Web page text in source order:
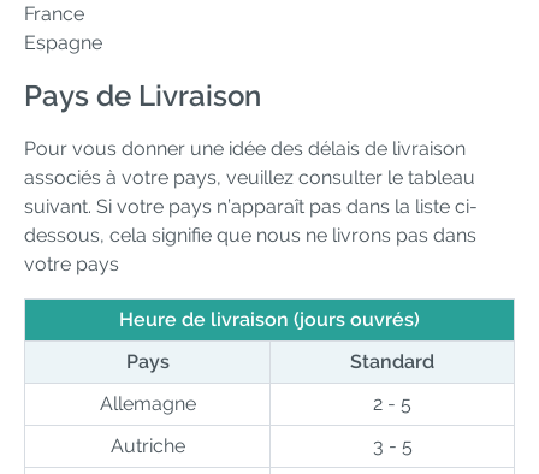
France
Espagne
Pays de Livraison
Pour vous donner une idée des délais de livraison
associés à votre pays, veuillez consulter le tableau
suivant. Si votre pays n’apparaît pas dans la liste ci-
dessous, cela signifie que nous ne livrons pas dans
votre pays
Heure de livraison (jours ouvrés)
Pays
Standard
Allemagne
2 - 5
Autriche
3 - 5